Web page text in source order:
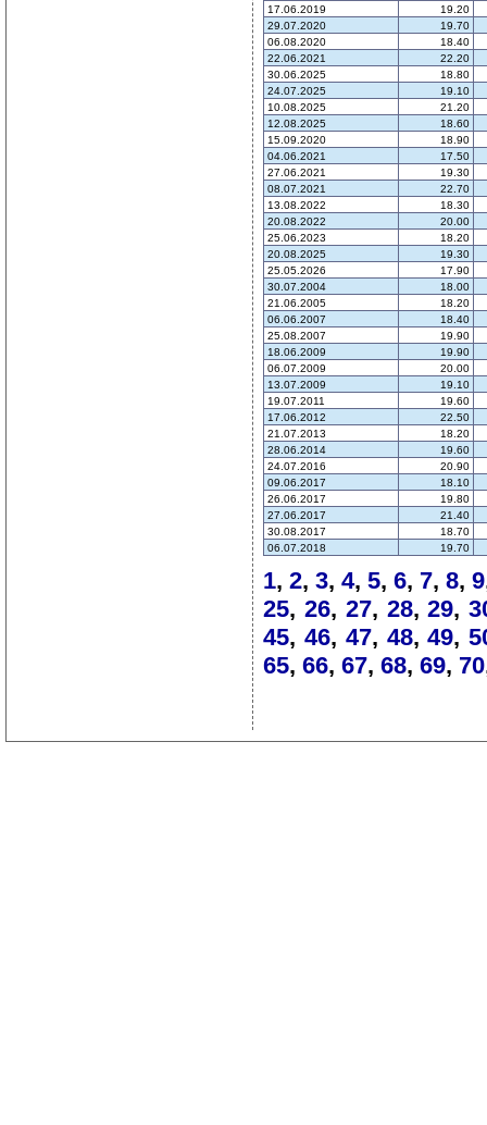
17.06.2019
19.20
29.07.2020
19.70
06.08.2020
18.40
22.06.2021
22.20
30.06.2025
18.80
24.07.2025
19.10
10.08.2025
21.20
12.08.2025
18.60
15.09.2020
18.90
04.06.2021
17.50
27.06.2021
19.30
08.07.2021
22.70
13.08.2022
18.30
20.08.2022
20.00
25.06.2023
18.20
20.08.2025
19.30
25.05.2026
17.90
30.07.2004
18.00
21.06.2005
18.20
06.06.2007
18.40
25.08.2007
19.90
18.06.2009
19.90
06.07.2009
20.00
13.07.2009
19.10
19.07.2011
19.60
17.06.2012
22.50
21.07.2013
18.20
28.06.2014
19.60
24.07.2016
20.90
09.06.2017
18.10
26.06.2017
19.80
27.06.2017
21.40
30.08.2017
18.70
06.07.2018
19.70
1, 2, 3, 4, 5, 6, 7, 8, 9
25, 26, 27, 28,29,
45, 46, 47, 48,49,
65, 66, 67, 68, 69, 70